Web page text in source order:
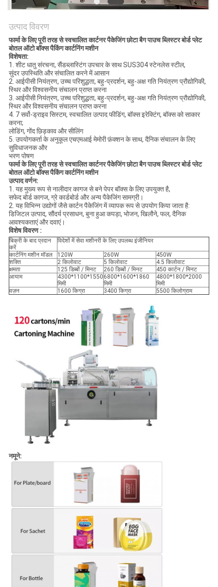
साइटमैप
PRIVACY
POLICY
उत्पाद विवरण
फार्मा के लिए पूरी तरह से स्वचालित कार्टनर पैकेजिंग छोटा बैग पाउच ब्लिस्टर बोर्ड प्लेट
बोतल ऑटो बॉक्स पैकिंग कार्टनिंग मशीन
विशेषता:
1. शीट धातु संरचना, सैंडब्लास्टिंग उपचार के साथ SUS304 स्टेनलेस स्टील,
सुंदर उपस्थिति और संचालित करने में आसान
2. आईपीसी नियंत्रण, उच्च परिशुद्धता, बहु-प्रदर्शन, बहु-अक्ष गति नियंत्रण प्रौद्योगिकी,
स्थिर और विश्वसनीय संचालन प्राप्त करना
3. आईपीसी नियंत्रण, उच्च परिशुद्धता, बहु-प्रदर्शन, बहु-अक्ष गति नियंत्रण प्रौद्योगिकी,
स्थिर और विश्वसनीय संचालन प्राप्त करना
4. 7 सर्वो-ड्राइव सिस्टम, स्वचालित उत्पाद फीडिंग, बॉक्स इरेक्टिंग, बॉक्स को साकार
करना;
लोडिंग, गोंद छिड़काव और सीलिंग
5. उपयोगकर्ता के अनुकूल एचएमआई मेमोरी फ़ंक्शन के साथ, दैनिक संचालन के लिए
सुविधाजनक और
भरण पोषण
फार्मा के लिए पूरी तरह से स्वचालित कार्टनर पैकेजिंग छोटा बैग पाउच ब्लिस्टर बोर्ड प्लेट
बोतल ऑटो बॉक्स पैकिंग कार्टनिंग मशीन
उत्पाद वर्णन:
1. यह मुख्य रूप से नालीदार कागज से बने पेपर बॉक्स के लिए उपयुक्त है,
सफेद बोर्ड कागज, ग्रे कार्डबोर्ड और अन्य पैकेजिंग सामग्री।
2. यह विभिन्न उद्योगों जैसे कार्टन पैकेजिंग में व्यापक रूप से उपयोग किया जाता है:
डिजिटल उत्पाद, सौंदर्य प्रसाधन, बुना हुआ कपड़ा, भोजन, खिलौने, फल, दैनिक
आवश्यकताएं और दवाएं।
विशेष विवरण :
बिक्री के बाद प्रदान
करें
विदेशों में सेवा मशीनरी के लिए उपलब्ध इंजीनियर
कार्टनिंग मशीन मॉडल 120W 260W
450W
शक्ति
2 किलोवाट 5 किलोवाट
4.5 किलोवाट
क्षमता
125 डिब्बों / मिनट 260 डिब्बों / मिनट
450 कार्टन / मिनट
आयाम
4300*1100*1550
मिमी
6800*1600*1860
मिमी
4800*1800*2000
मिमी
वज़न
1600 किग्रा 3400 किग्रा 5500 किलोग्राम
नमूने: